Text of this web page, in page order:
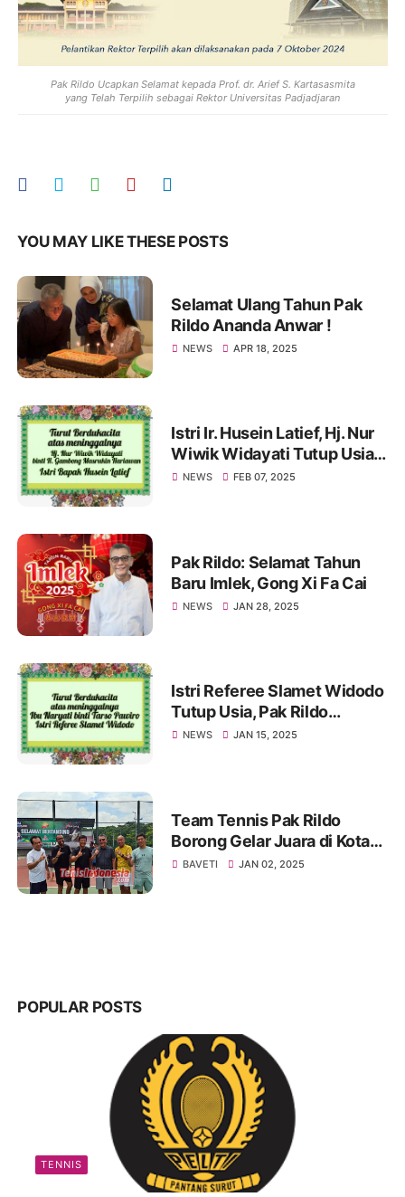
Pak Rildo Ucapkan Selamat kepada Prof. dr. Arief S. Kartasasmita
yang Telah Terpilih sebagai Rektor Universitas Padjadjaran
YOU MAY LIKE THESE POSTS
Selamat Ulang Tahun Pak
Rildo Ananda Anwar !
NEWS APR 18, 2025
Istri Ir. Husein Latief, Hj. Nur
Wiwik Widayati Tutup Usia.
Pak Rildo Sampaikan
NEWS FEB 07, 2025
Pak Rildo: Selamat Tahun
Baru Imlek, Gong Xi Fa Cai
NEWS JAN 28, 2025
Istri Referee Slamet Widodo
Tutup Usia, Pak Rildo
Sampaikan Ucapan
NEWS JAN 15, 2025
Team Tennis Pak Rildo
Borong Gelar Juara di Kota
Atlas
BAVETI JAN 02, 2025
POPULAR POSTS
TENNIS